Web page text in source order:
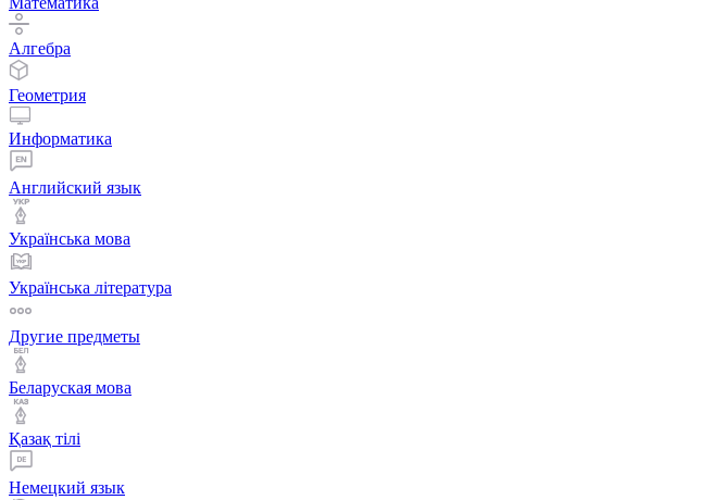
Алгебра
Геометрия
Информатика
Английский язык
Українська мова
Українська література
Другие предметы
Беларуская мова
Қазақ тiлi
Немецкий язык